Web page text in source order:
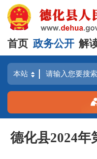
首页 政务公开 解
德化县2024年